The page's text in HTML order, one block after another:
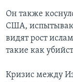
Он также
США,
видят рост
такие как
Кризис между